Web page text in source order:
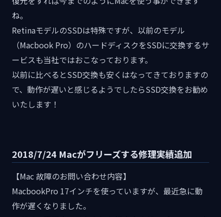
ね。
RetinaモデルのSSDは特殊ですが、以前のモデル
（Macbook Pro）のハードディスクをSSDに交換するサ
ービスも当社ではおこなっております。
以前に比べるとSSD交換も安くはなってきておりますの
で、動作が遅いと感じるようでしたらSSD交換をお勧め
いたします！
2018/7/24 Macがフリーズする修理実績追加
【Mac 故障のお問い合わせ内容】
MacbookPro 17インチを使っていますが、最近急に動
作が遅くなりました。